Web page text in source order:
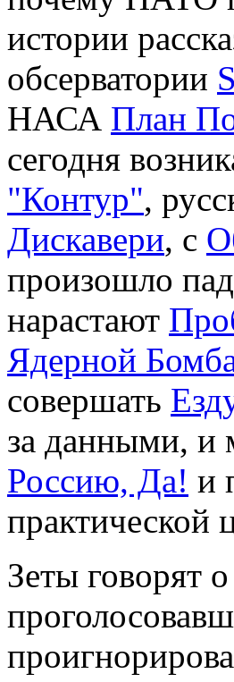
истории
обсерватории
НАСА План
сегодня
"Контур",
Дискавери, с
произошло
нарастают
Ядерной
совершать
за данными, и
Россию, Да! и
практической
Зеты говорят